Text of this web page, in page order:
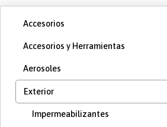
Accesorios
Accesorios y Herramientas
Aerosoles
Exterior
Impermeabilizantes